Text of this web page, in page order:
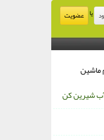
یا عضویت
شیرین کن